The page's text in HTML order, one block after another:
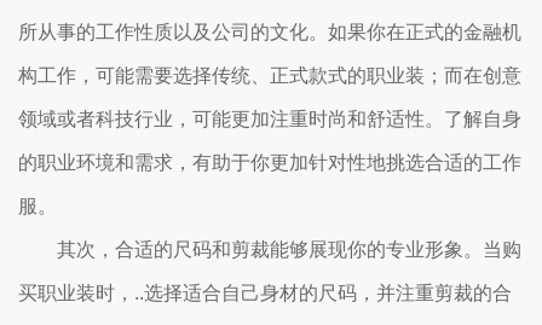
所从事的工作性质以及公司的文化。如果你在正式的金融机
构工作，可能需要选择传统、正式款式的职业装；而在创意
领域或者科技行业，可能更加注重时尚和舒适性。了解自身
的职业环境和需求，有助于你更加针对性地挑选合适的工作
服。
其次，合适的尺码和剪裁能够展现你的专业形象。当购
买职业装时，..选择适合自己身材的尺码，并注重剪裁的合